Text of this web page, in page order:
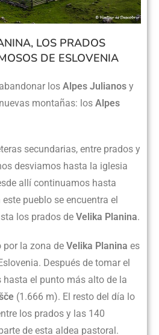
LOS PRADOS
DE ESLOVENIA
los Alpes Julianos y
montañas: los Alpes
secundarias, entre prados y
desviamos hasta la iglesia
allí continuamos hasta
este pueblo se encuentra el
los prados de Velika Planina.
por la zona de Velika Planina es
Después de tomar el
el punto más alto de la
(1.666 m). El resto del día lo
los prados y las 140
de esta aldea pastoral.